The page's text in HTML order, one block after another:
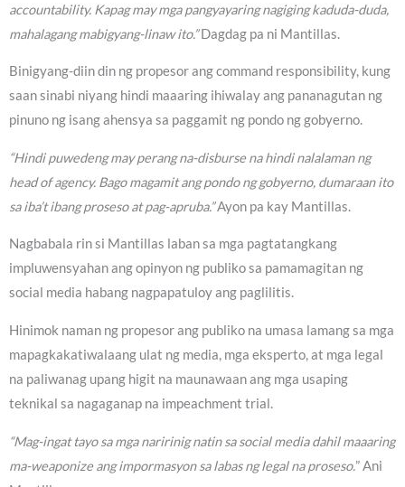
accountability. Kapag may mga pangyayaring nagiging kaduda-duda,
mahalagang mabigyang-linaw ito.”Dagdag pa ni Mantillas.
Binigyang-diin din ng propesor ang command responsibility, kung
saan sinabi niyang hindi maaaring ihiwalay ang pananagutan ng
pinuno ng isang ahensya sa paggamit ng pondo ng gobyerno.
“Hindi puwedeng may perang na-disburse na hindi nalalaman ng
head of agency. Bago magamit ang pondo ng gobyerno, dumaraan ito
sa iba’t ibang proseso at pag-apruba.”Ayon pa kay Mantillas.
Nagbabala rin si Mantillas laban sa mga pagtatangkang
impluwensyahan ang opinyon ng publiko sa pamamagitan ng
social media habang nagpapatuloy ang paglilitis.
Hinimok naman ng propesor ang publiko na umasa lamang sa mga
mapagkakatiwalaang ulat ng media, mga eksperto, at mga legal
na paliwanag upang higit na maunawaan ang mga usaping
teknikal sa nagaganap na impeachment trial.
“Mag-ingat tayo sa mga naririnig natin sa social media dahil maaaring
ma-weaponize ang impormasyon sa labas ng legal na proseso.” Ani